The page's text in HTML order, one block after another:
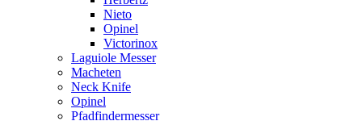
Nieto
Opinel
Victorinox
Laguiole Messer
Macheten
Neck Knife
Opinel
Pfadfindermesser